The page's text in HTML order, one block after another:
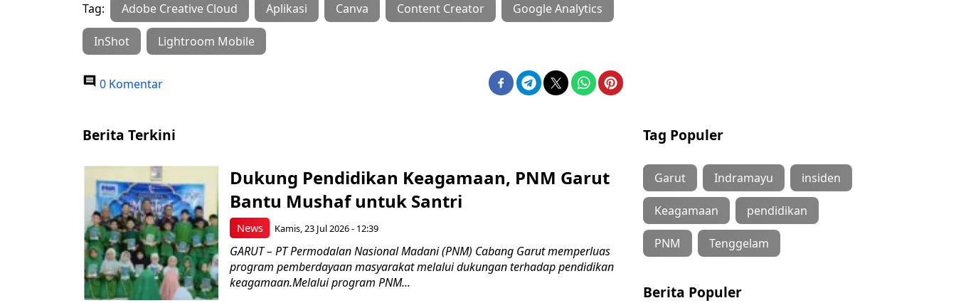
Tag: Adobe Creative Cloud Aplikasi Canva Content Creator Google Analytics
InShot Lightroom Mobile
0 Komentar
Berita Terkini
News
Dukung Pendidikan Keagamaan, PNM Garut
Bantu Mushaf untuk Santri
Kamis, 23 Jul 2026 - 12:39
GARUT – PT Permodalan Nasional Madani (PNM) Cabang Garut memperluas
program pemberdayaan masyarakat melalui dukungan terhadap pendidikan
keagamaan.Melalui program PNM...
Tag Populer
Garut Indramayu insiden
Keagamaan pendidikan
PNM Tenggelam
Berita Populer